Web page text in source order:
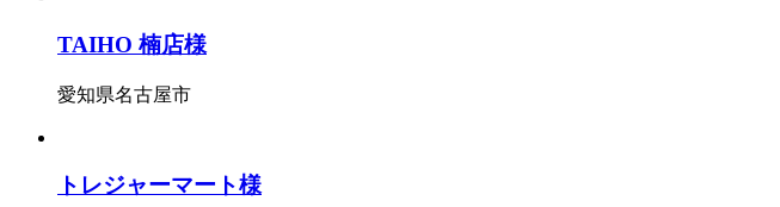
TAIHO 楠店様
愛知県名古屋市
トレジャーマート様